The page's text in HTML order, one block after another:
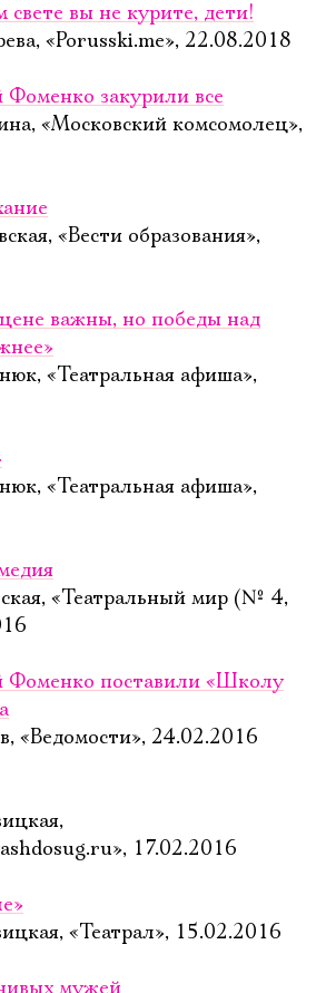
вы не курите, дети!
«Porusski.me», 22.08.2018
Фоменко закурили все
«Московский комсомолец»,
«Вести образования»,
важны, но победы над
«Театральная афиша»,
«Театральная афиша»,
«Театральный мир (№ 4,
Фоменко поставили «Школу
«Ведомости», 24.02.2016
17.02.2016
«Театрал», 15.02.2016